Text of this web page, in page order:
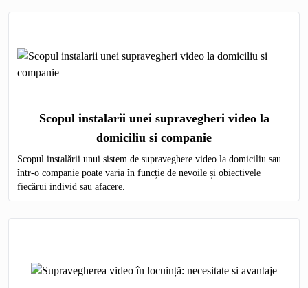
Scopul instalarii unei supravegheri video la
domiciliu si companie
Scopul instalării unui sistem de supraveghere video la domiciliu sau
într-o companie poate varia în funcție de nevoile și obiectivele
fiecărui individ sau afacere.